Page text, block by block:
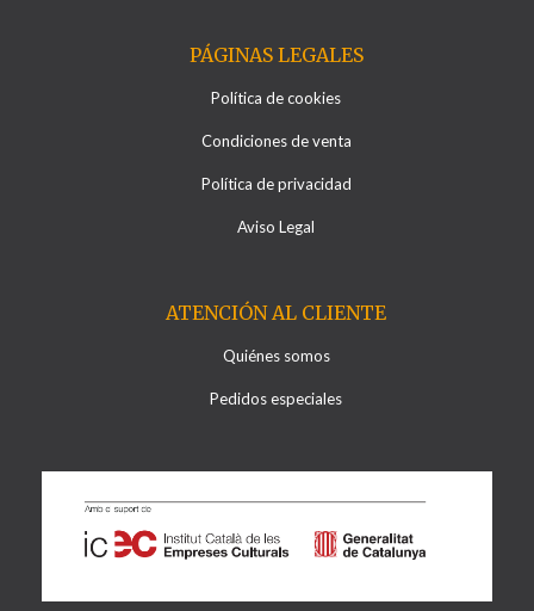
PÁGINAS LEGALES
Política de cookies
Condiciones de venta
Política de privacidad
Aviso Legal
ATENCIÓN AL CLIENTE
Quiénes somos
Pedidos especiales